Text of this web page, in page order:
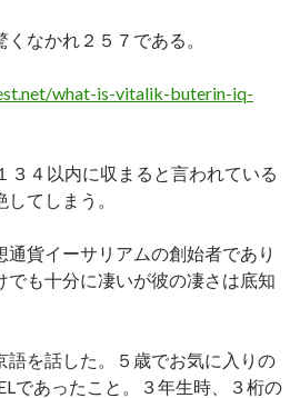
なかれ２５７である。
what-is-vitalik-buterin-iq-
３４以内に収まると言われている
てしまう。
貨イーサリアムの創始者であり
でも十分に凄いが彼の凄さは底知
語を話した。５歳でお気に入りの
であったこと。３年生時、３桁の